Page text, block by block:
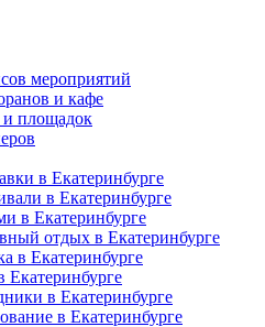
мероприятий
и кафе
и площадок
в Екатеринбурге
в Екатеринбурге
в Екатеринбурге
отдых в Екатеринбурге
в Екатеринбурге
Екатеринбурге
в Екатеринбурге
в Екатеринбурге